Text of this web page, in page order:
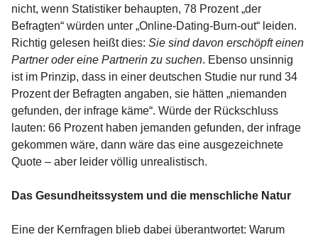
nicht, wenn Statistiker behaupten, 78 Prozent „der
Befragten“ würden unter „Online-Dating-Burn-out“ leiden.
Richtig gelesen heißt dies: Sie sind davon erschöpft einen
Partner oder eine Partnerin zu suchen. Ebenso unsinnig
ist im Prinzip, dass in einer deutschen Studie nur rund 34
Prozent der Befragten angaben, sie hätten „niemanden
gefunden, der infrage käme“. Würde der Rückschluss
lauten: 66 Prozent haben jemanden gefunden, der infrage
gekommen wäre, dann wäre das eine ausgezeichnete
Quote – aber leider völlig unrealistisch.
Das Gesundheitssystem und die menschliche Natur
Eine der Kernfragen blieb dabei überantwortet: Warum